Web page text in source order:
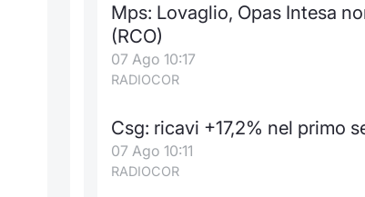
Mps: Lovaglio, Opas Intesa
(RCO)
07 Ago 10:17
RADIOCOR
Csg: ricavi +17,2% nel primo
07 Ago 10:11
RADIOCOR